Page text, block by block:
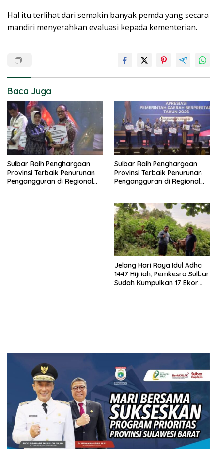
Hal itu terlihat dari semakin banyak pemda yang secara
mandiri menyerahkan evaluasi kepada kementerian.
Baca Juga
Sulbar Raih Penghargaan
Provinsi Terbaik Penurunan
Pengangguran di Regional
Sulbar Raih Penghargaan
Provinsi Terbaik Penurunan
Pengangguran di Regional
Jelang Hari Raya Idul Adha
1447 Hijriah, Pemkesra Sulbar
Sudah Kumpulkan 17 Ekor